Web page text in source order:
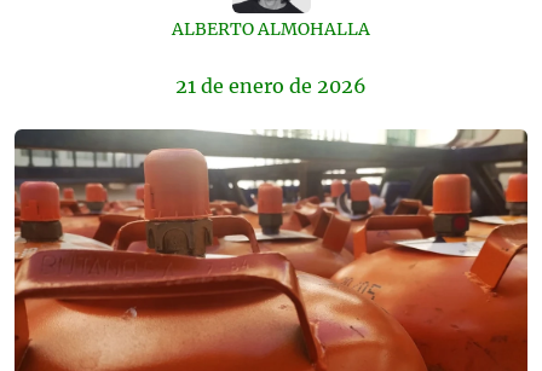
ALBERTO ALMOHALLA
21 de enero de 2026